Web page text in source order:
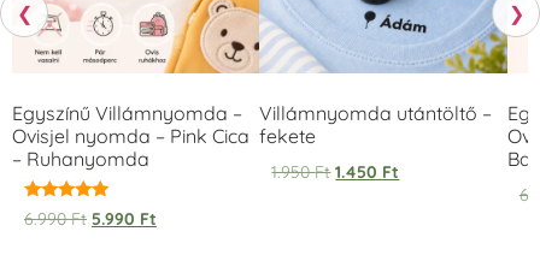
❮
Egyszínű Villámnyomda –
Ovisjel nyomda – Pink Cica
– Ruhanyomda
Értékelés:
5.00
6.990Ft 5.990 Ft
Villámnyomda utántöltő –
fekete
1.950Ft 1.450 Ft
❯